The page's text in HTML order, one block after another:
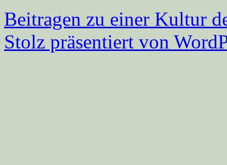
Beitragen zu einer Kultur
Stolz präsentiert von